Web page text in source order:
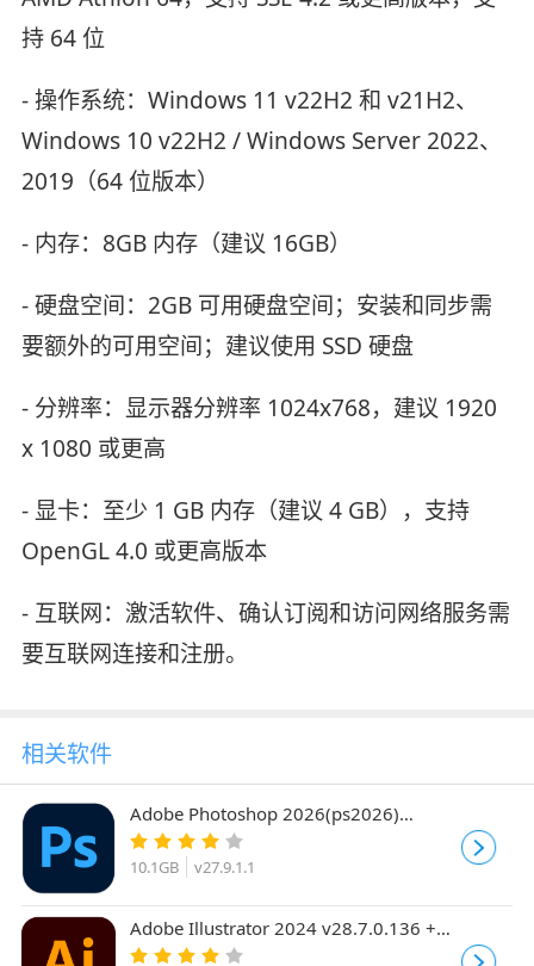
持 64 位
- 操作系统：Windows 11 v22H2 和 v21H2、
Windows 10 v22H2 / Windows Server 2022、
2019（64 位版本）
- 内存：8GB 内存（建议 16GB）
- 硬盘空间：2GB 可用硬盘空间；安装和同步需
要额外的可用空间；建议使用 SSD 硬盘
- 分辨率：显示器分辨率 1024x768，建议 1920
x 1080 或更高
- 显卡：至少 1 GB 内存（建议 4 GB），支持
OpenGL 4.0 或更高版本
- 互联网：激活软件、确认订阅和访问网络服务需
要互联网连接和注册。
相关软件
Adobe Photoshop 2026(ps2026)
v27.9.1.1 ACR18.5 中文一键直装正式版
x64
10.1GB v27.9.1.1
Adobe Illustrator 2024 v28.7.0.136 +
Plug-ins (x64) 中文绿色便携免安装版